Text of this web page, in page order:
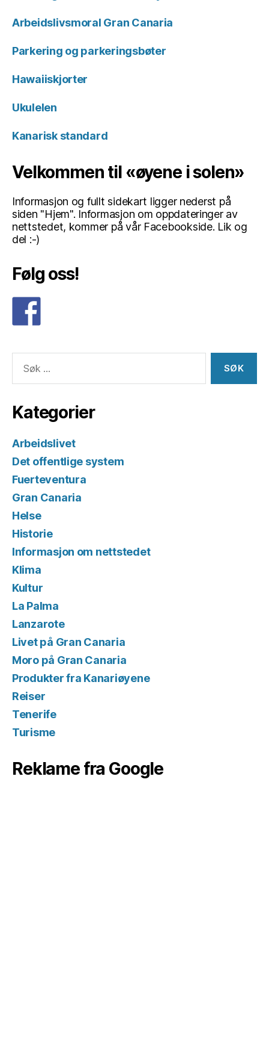
Arbeidslivsmoral Gran Canaria
Parkering og parkeringsbøter
Hawaiiskjorter
Ukulelen
Kanarisk standard
Velkommen til «øyene i solen»
Informasjon og fullt sidekart ligger nederst på
siden "Hjem". Informasjon om oppdateringer av
nettstedet, kommer på vår Facebookside. Lik og
del :-)
Følg oss!
etter:
Kategorier
Arbeidslivet
Det offentlige system
Fuerteventura
Gran Canaria
Helse
Historie
Informasjon om nettstedet
Klima
Kultur
La Palma
Lanzarote
Livet på Gran Canaria
Moro på Gran Canaria
Produkter fra Kanariøyene
Reiser
Tenerife
Turisme
Reklame fra Google